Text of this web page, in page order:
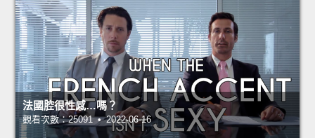
法國腔很性感…嗎？
觀看次數：25091 • 2022-06-16